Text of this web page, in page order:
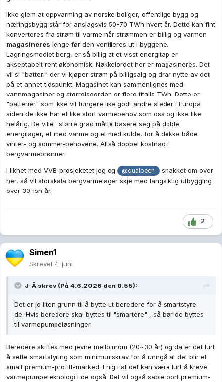
Ikke glem at oppvarming av norske boliger, offentlige bygg og
næringsbygg står for anslagsvis 50-70 TWh hvert år. Dette kan fint
konverteres fra strøm til varme når strømmen er billig og varmen
magasineres lenge før den ventileres ut i byggene.
Lagringsmediet berg, er så billig at et visst energitap er
akseptabelt rent økonomisk. Nøkkelordet her er magasineres. Det
vil si "batteri" der vi kjøper strøm på billigsalg og drar nytte av det
på et annet tidspunkt. Magasinet kan sammenlignes med
vannmagasiner og størrelseorden er flere titalls TWh. Dette er
"batterier" som ikke vil fungere like godt andre steder i Europa
siden de ikke har et like stort varmebehov som oss og ikke like
helårig. De ville i større grad måtte basere seg på doble
energilager, et med varme og et med kulde, for å dekke både
vinter- og sommer-behovene. Altså dobbel kostnad i
bergvarmebrønner.
I likhet med VVB-prosjeketet jeg og @qualbeen
snakket om over
her, så vil storskala bergvarmelager skje med langsiktig utbygging
over 30-ish år.
2
Simen1
Skrevet 4. juni
J-Å skrev (På 4.6.2026 den 8.55):
Det er jo liten grunn til å bytte ut beredere for å smartstyre
de. Hvis beredere skal byttes til "smartere" , så bør de byttes
til varmepumpeløsninger.
Beredere skiftes med jevne mellomrom (20~30 år) og da er det lurt
å sette smartstyring som minimumskrav for å unngå at det blir et
smalt premium-profitt-marked. Enig i at det kan være lurt å kreve
varmepumpeteknologi i de også. Det vil også sable bort premium-